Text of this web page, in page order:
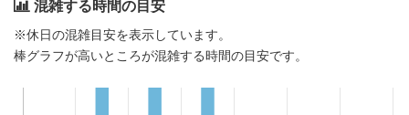
混雑する時間の目安
※休日の混雑目安を表示しています。
棒グラフが高いところが混雑する時間の目安です。